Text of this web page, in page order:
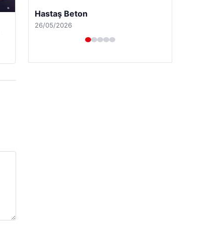
Enes Kaplan Avukatlık Bürosu
28/04/2026